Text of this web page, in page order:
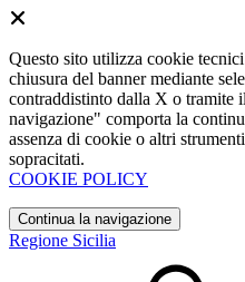
Questo sito utilizza cookie
chiusura del banner mediante
contraddistinto dalla X o tramite
navigazione" comporta la
assenza di cookie o altri
sopracitati.
COOKIE POLICY
Continua la navigazione
Regione Sicilia